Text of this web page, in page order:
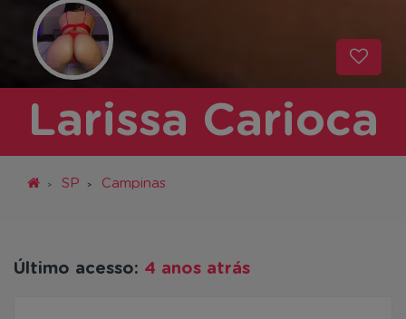
Larissa Carioca
SP Campinas
Último acesso: 4 anos atrás